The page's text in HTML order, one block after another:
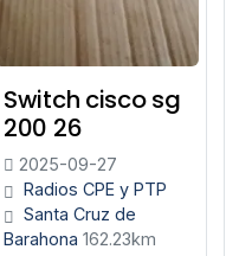
Switch cisco sg
200 26
2025-09-27
Radios CPE y PTP
Santa Cruz de
Barahona 162.23km